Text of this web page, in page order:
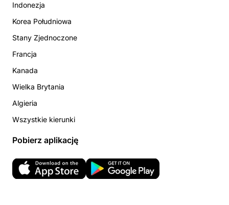
Indonezja
Korea Południowa
Stany Zjednoczone
Francja
Kanada
Wielka Brytania
Algieria
Wszystkie kierunki
Pobierz aplikację